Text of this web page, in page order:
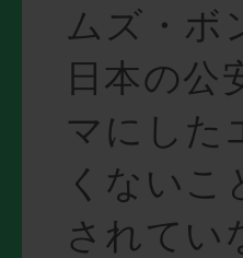
ムズ・ボ
日本の公
マにした
くない
されてい